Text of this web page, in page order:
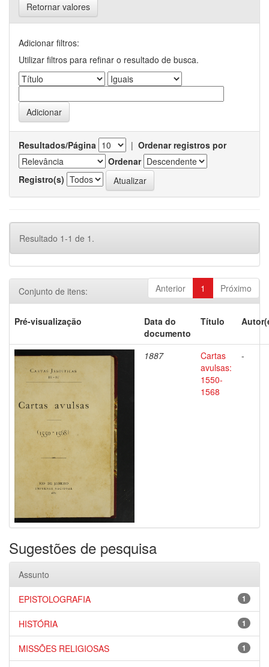
Retornar valores
Adicionar filtros:
Utilizar filtros para refinar o resultado de busca.
Resultados/Página | Ordenar registros por
Ordenar
Registro(s)
Resultado 1-1 de 1.
Anterior 1 Próximo
Conjunto de itens:
Pré-visualização
Data do
documento
Título
1887
Cartas
avulsas:
1550-
1568
-
Sugestões de pesquisa
Assunto
1
EPISTOLOGRAFIA
1
HISTÓRIA
1
MISSÕES RELIGIOSAS